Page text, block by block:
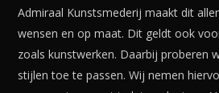
Admiraal Kunstsmederij maakt dit
wensen en op maat. Dit geldt ook
zoals kunstwerken. Daarbij proberen
stijlen toe te passen. Wij nemen